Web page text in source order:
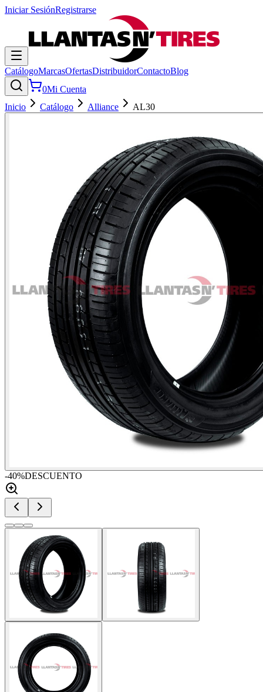
Iniciar SesiónRegistrarse
CatálogoMarcasOfertasDistribuidorContactoBlog
0Mi Cuenta
Inicio
Catálogo Alliance AL30
-40%DESCUENTO